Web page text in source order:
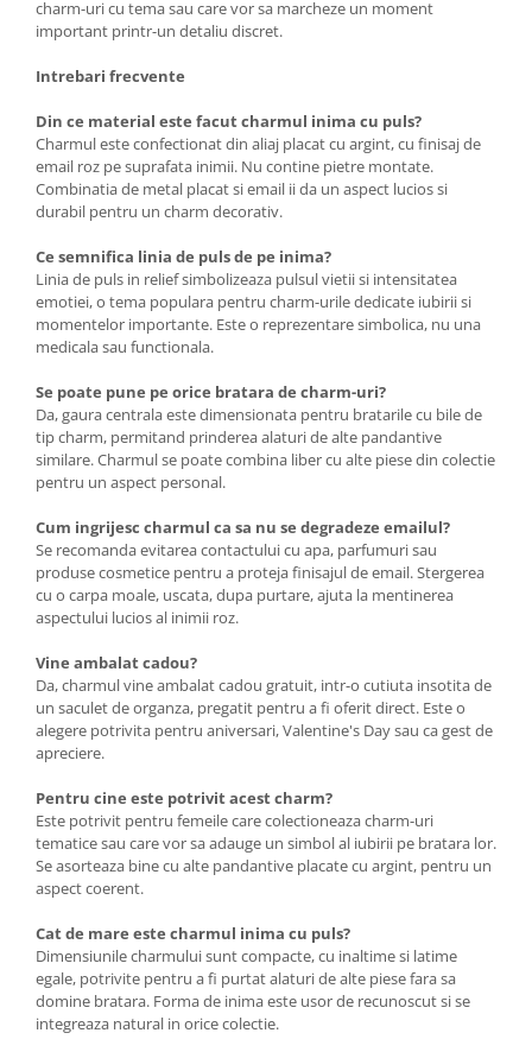
charm-uri cu tema sau care vor sa marcheze un moment
important printr-un detaliu discret.
Intrebari frecvente
Din ce material este facut charmul inima cu puls?
Charmul este confectionat din aliaj placat cu argint, cu finisaj de
email roz pe suprafata inimii. Nu contine pietre montate.
Combinatia de metal placat si email ii da un aspect lucios si
durabil pentru un charm decorativ.
Ce semnifica linia de puls de pe inima?
Linia de puls in relief simbolizeaza pulsul vietii si intensitatea
emotiei, o tema populara pentru charm-urile dedicate iubirii si
momentelor importante. Este o reprezentare simbolica, nu una
medicala sau functionala.
Se poate pune pe orice bratara de charm-uri?
Da, gaura centrala este dimensionata pentru bratarile cu bile de
tip charm, permitand prinderea alaturi de alte pandantive
similare. Charmul se poate combina liber cu alte piese din colectie
pentru un aspect personal.
Cum ingrijesc charmul ca sa nu se degradeze emailul?
Se recomanda evitarea contactului cu apa, parfumuri sau
produse cosmetice pentru a proteja finisajul de email. Stergerea
cu o carpa moale, uscata, dupa purtare, ajuta la mentinerea
aspectului lucios al inimii roz.
Vine ambalat cadou?
Da, charmul vine ambalat cadou gratuit, intr-o cutiuta insotita de
un saculet de organza, pregatit pentru a fi oferit direct. Este o
alegere potrivita pentru aniversari, Valentine's Day sau ca gest de
apreciere.
Pentru cine este potrivit acest charm?
Este potrivit pentru femeile care colectioneaza charm-uri
tematice sau care vor sa adauge un simbol al iubirii pe bratara lor.
Se asorteaza bine cu alte pandantive placate cu argint, pentru un
aspect coerent.
Cat de mare este charmul inima cu puls?
Dimensiunile charmului sunt compacte, cu inaltime si latime
egale, potrivite pentru a fi purtat alaturi de alte piese fara sa
domine bratara. Forma de inima este usor de recunoscut si se
integreaza natural in orice colectie.